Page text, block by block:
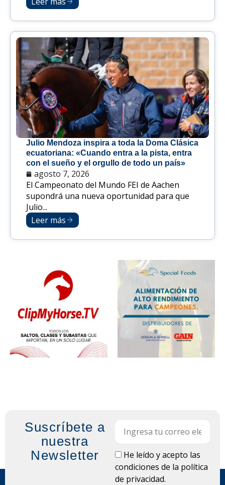
Julio Mendoza inspira a toda la Doma Clásica
ecuatoriana: «Cuando entra a la pista, entra
con el sueño y el orgullo de todo un país»
agosto 7, 2026
El Campeonato del Mundo FEI de Aachen
supondrá una nueva oportunidad para que
Julio...
Leer más
Suscríbete a
nuestra
Newsletter
LOPDHe leído y acepto las
condiciones de la política
de privacidad.